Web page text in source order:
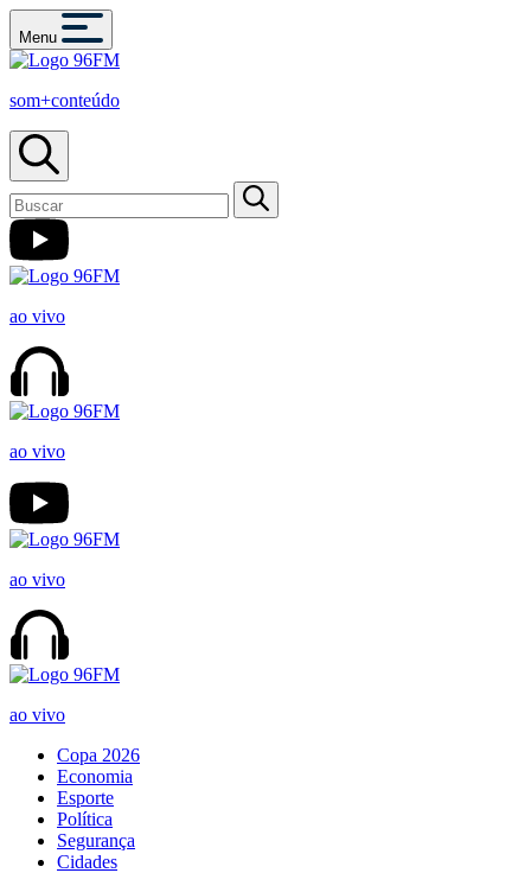
Menu
som+conteúdo
ao vivo
ao vivo
ao vivo
ao vivo
Copa 2026
Economia
Esporte
Política
Segurança
Cidades